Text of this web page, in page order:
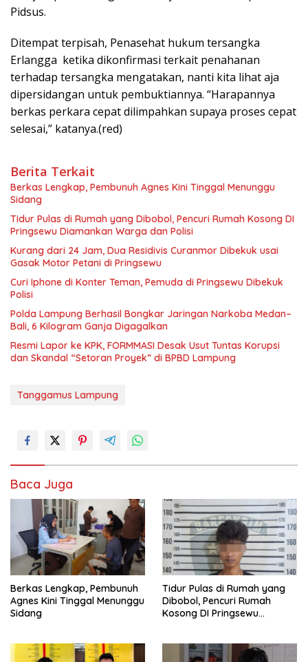
Pidsus.
Ditempat terpisah, Penasehat hukum tersangka
Erlangga ketika dikonfirmasi terkait penahanan
terhadap tersangka mengatakan, nanti kita lihat aja
dipersidangan untuk pembuktiannya. “Harapannya
berkas perkara cepat dilimpahkan supaya proses cepat
selesai,” katanya.(red)
Berita Terkait
Berkas Lengkap, Pembunuh Agnes Kini Tinggal Menunggu
Sidang
Tidur Pulas di Rumah yang Dibobol, Pencuri Rumah Kosong DI
Pringsewu Diamankan Warga dan Polisi
Kurang dari 24 Jam, Dua Residivis Curanmor Dibekuk usai
Gasak Motor Petani di Pringsewu
Curi Iphone di Konter Teman, Pemuda di Pringsewu Dibekuk
Polisi
Polda Lampung Berhasil Bongkar Jaringan Narkoba Medan–
Bali, 6 Kilogram Ganja Digagalkan
Resmi Lapor ke KPK, FORMMASI Desak Usut Tuntas Korupsi
dan Skandal “Setoran Proyek” di BPBD Lampung
Tanggamus Lampung
Baca Juga
Berkas Lengkap, Pembunuh
Agnes Kini Tinggal Menunggu
Sidang
Tidur Pulas di Rumah yang
Dibobol, Pencuri Rumah
Kosong DI Pringsewu